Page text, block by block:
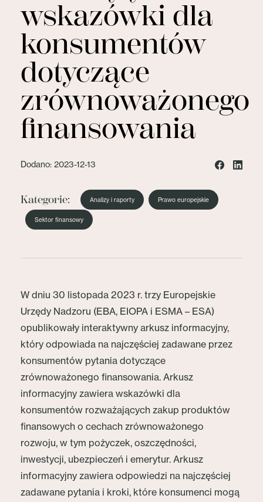
wskazówki dla
konsumentów
dotyczące
zrównoważonego
finansowania
Dodano: 2023-12-13
Kategorie: Analizy i raporty Prawo europejskie
Sektor finansowy
W dniu 30 listopada 2023 r. trzy Europejskie
Urzędy Nadzoru (EBA, EIOPA i ESMA – ESA)
opublikowały interaktywny arkusz informacyjny,
który odpowiada na najczęściej zadawane przez
konsumentów pytania dotyczące
zrównoważonego finansowania. Arkusz
informacyjny zawiera wskazówki dla
konsumentów rozważających zakup produktów
finansowych o cechach zrównoważonego
rozwoju, w tym pożyczek, oszczędności,
inwestycji, ubezpieczeń i emerytur. Arkusz
informacyjny zawiera odpowiedzi na najczęściej
zadawane pytania i kroki, które konsumenci mogą